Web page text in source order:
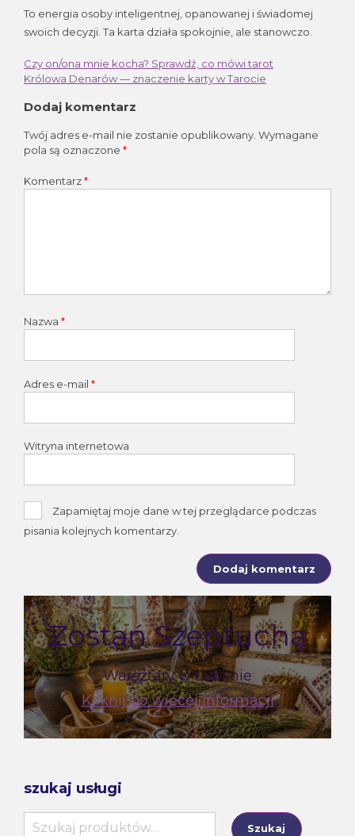
To energia osoby inteligentnej, opanowanej i świadomej
swoich decyzji. Ta karta działa spokojnie, ale stanowczo.
Nawigacja
wpisu
Czy on/ona mnie kocha? Sprawdź, co mówi tarot
Królowa Denarów — znaczenie karty w Tarocie
Dodaj komentarz
Twój adres e-mail nie zostanie opublikowany. Wymagane
pola są oznaczone *
Komentarz*
Nazwa *
Adres e-mail *
Witryna internetowa
Zapamiętaj moje dane w tej przeglądarce podczas
pisania kolejnych komentarzy.
Zostań Szeptuchą
Warsztaty w Lublinie
Kliknij po więcej informacji
szukaj usługi
Szukaj:
Szukaj